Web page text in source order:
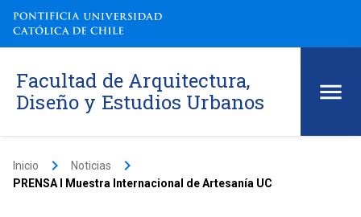
Facultad de Arquitectura,
Diseño y Estudios Urbanos
Inicio keyboard_arrow_right Noticias keyboard_arrow_right
PRENSA I Muestra Internacional de Artesanía UC